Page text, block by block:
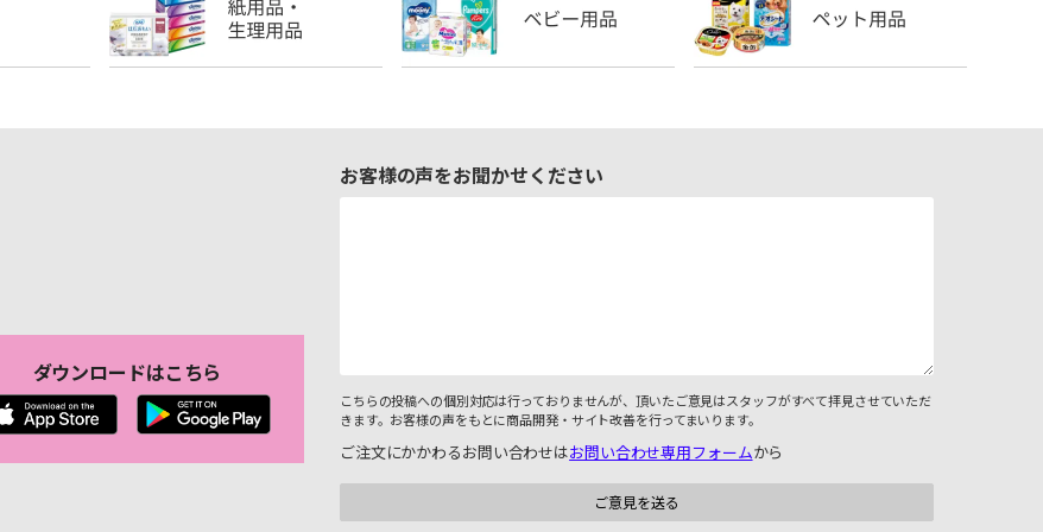
ダウンロードはこちら
お客様の声をお聞かせください
こちらの投稿への個別対応は行っておりませんが、頂いたご意見はスタッフがすべて拝見させていただ
きます。お客様の声をもとに商品開発・サイト改善を行ってまいります。
ご注文にかかわるお問い合わせはお問い合わせ専用フォームから